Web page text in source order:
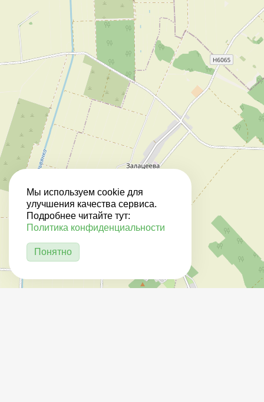
Мы используем cookie для
улучшения качества сервиса.
Подробнее читайте тут:
Политика конфиденциальности
Понятно